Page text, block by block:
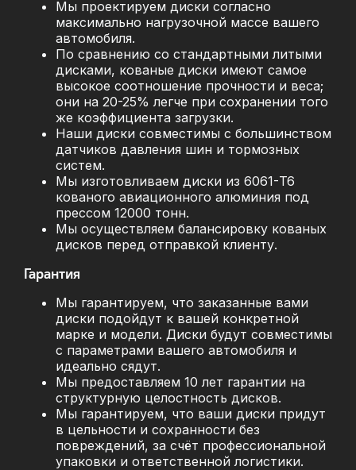
Мы проектируем диски согласно
максимально нагрузочной массе вашего
автомобиля.
По сравнению со стандартными литыми
дисками, кованые диски имеют самое
высокое соотношение прочности и веса;
они на 20-25% легче при сохранении того
же коэффициента загрузки.
Наши диски совместимы с большинством
датчиков давления шин и тормозных
систем.
Мы изготовливаем диски из 6061-T6
кованого авиационного алюминия под
прессом 12000 тонн.
Мы осуществляем балансировку кованых
дисков перед отправкой клиенту.
Гарантия
Мы гарантируем, что заказанные вами
диски подойдут к вашей конкретной
марке и модели. Диски будут совместимы
с параметрами вашего автомобиля и
идеально сядут.
Мы предоставляем 10 лет гарантии на
структурную целостность дисков.
Мы гарантируем, что ваши диски придут
в цельности и сохранности без
повреждений, за счёт профессиональной
упаковки и ответственной логистики.